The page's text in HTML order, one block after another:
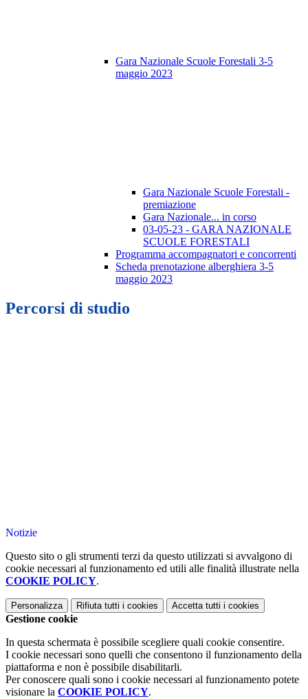
Gara Nazionale Scuole Forestali 3-5
maggio 2023
Gara Nazionale Scuole Forestali -
premiazione
Gara Nazionale... in corso
03-05-23 - GARA NAZIONALE
SCUOLE FORESTALI
Programma accompagnatori e concorrenti
Scheda prenotazione alberghiera 3-5
maggio 2023
Percorsi di studio
Notizie
Questo sito o gli strumenti terzi da questo utilizzati si avvalgono di
cookie necessari al funzionamento ed utili alle finalità illustrate nella
COOKIE POLICY.
Personalizza Rifiuta tutti i cookies Accetta tutti i cookies
Gestione cookie
In questa schermata è possibile scegliere quali cookie consentire.
I cookie necessari sono quelli che consentono il funzionamento della
piattaforma e non è possibile disabilitarli.
Per conoscere quali sono i cookie necessari al funzionamento potete
visionare la COOKIE POLICY.